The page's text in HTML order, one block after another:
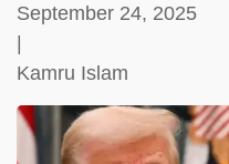
September 24, 2025
|
Kamru Islam